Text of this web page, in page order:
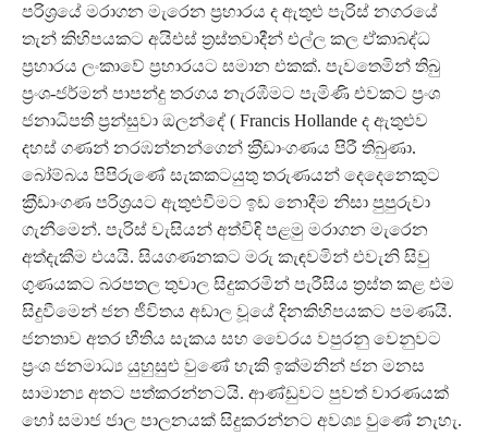
පරිශ‍්‍රයේ මරාගන මැරෙන ප‍්‍රහාරය ද ඇතුළු පැරිස් නගරයේ
තැන් කිහිපයකට අයිඑස් ත‍්‍රස්තවාදීන් එල්ල කල ඒකාබද්ධ
ප‍්‍රහාරය ලංකාවේ ප‍්‍රහාරයට සමාන එකක්. පැවතෙමින් තිබු
ප‍්‍රංශ-ජර්මන් පාපන්දු තරගය නැරඹීමට පැමිණි එවකට ප‍්‍රංශ
ජනාධිපති ප‍්‍රන්සුවා ඔලන්දේ ( Francis Hollande ද ඇතුළුව
දහස් ගණන් නරඹන්නන්ගෙන් ක‍්‍රීඩාංගණය පිරී තිබුණා.
බෝම්බය පිපිරුණේ සැකකටයුතු තරුණයන් දෙදෙනෙකුට
ක‍්‍රීඩාංගණ පරිශ‍්‍රයට ඇතුළුවීමට ඉඩ නොදීම නිසා පුපුරුවා
ගැනීමෙන්. පැරිස් වැසියන් අත්විඳි පළමු මරාගන මැරෙන
අත්දැකීම එයයි. සියගණනකට මරු කැඳවමින් එවැනි සිවු
ගුණයකට බරපතල තුවාල සිදුකරමින් පැරීසිය ත‍්‍රස්ත කළ එම
සිදුවීමෙන් ජන ජීවිතය අඩාල වූයේ දිනකිහිපයකට පමණයි.
ජනතාව අතර භීතිය සැකය සහ වෛරය වපුරනු වෙනුවට
ප‍්‍රංශ ජනමාධ්‍ය යුහුසුළු වුණේ හැකි ඉක්මනින් ජන මනස
සාමාන්‍ය අතට පත්කරන්නටයි. ආණ්ඩුවට පුවත් වාරණයක්
හෝ සමාජ ජාල පාලනයක් සිදුකරන්නට අවශ්‍ය වුණේ නැහැ.